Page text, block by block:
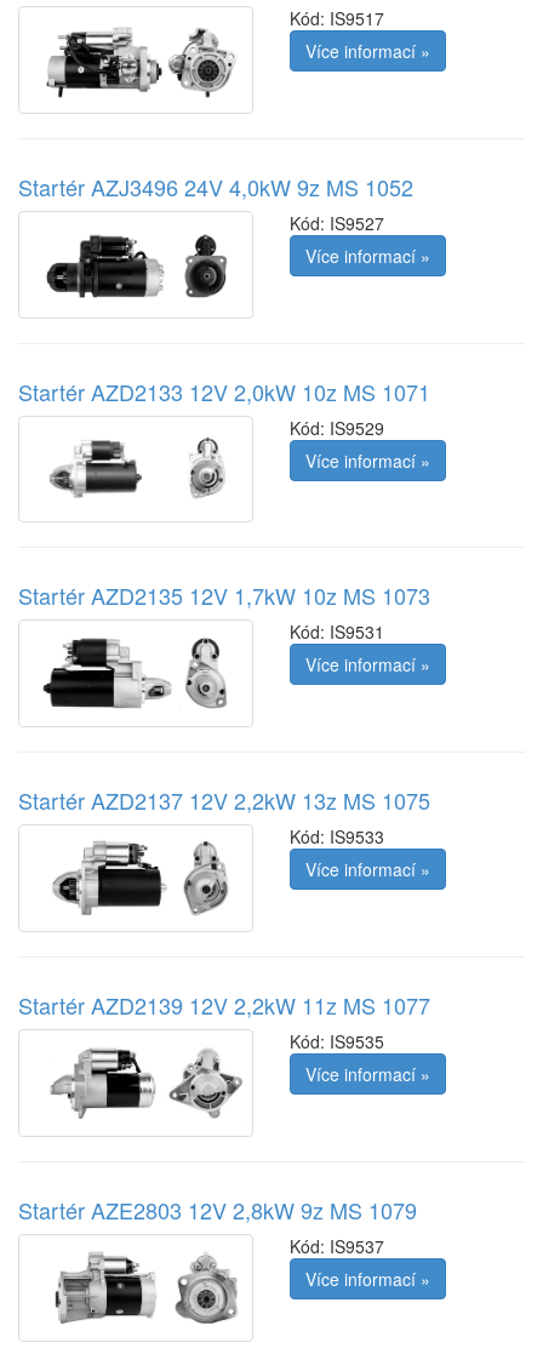
Kód: IS9517
Více informací »
Startér AZJ3496 24V 4,0kW 9z MS 1052
Kód: IS9527
Více informací »
Startér AZD2133 12V 2,0kW 10z MS 1071
Kód: IS9529
Více informací »
Startér AZD2135 12V 1,7kW 10z MS 1073
Kód: IS9531
Více informací »
Startér AZD2137 12V 2,2kW 13z MS 1075
Kód: IS9533
Více informací »
Startér AZD2139 12V 2,2kW 11z MS 1077
Kód: IS9535
Více informací »
Startér AZE2803 12V 2,8kW 9z MS 1079
Kód: IS9537
Více informací »